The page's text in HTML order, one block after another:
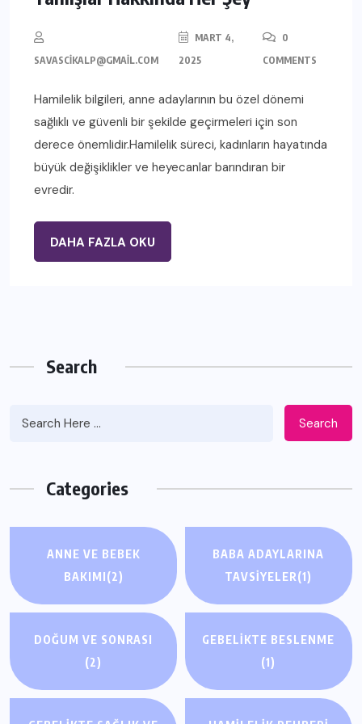
SAVASCIKALP@GMAIL.COM
MART 4,
2025
0
COMMENTS
Hamilelik bilgileri, anne adaylarının bu özel dönemi
sağlıklı ve güvenli bir şekilde geçirmeleri için son
derece önemlidir.Hamilelik süreci, kadınların hayatında
büyük değişiklikler ve heyecanlar barındıran bir
evredir.
DAHA FAZLA OKU
Search
Search
Categories
ANNE VE BEBEK
BAKIMI(2)
BABA ADAYLARINA
TAVSIYELER(1)
DOĞUM VE SONRASI
(2)
GEBELIKTE BESLENME
(1)